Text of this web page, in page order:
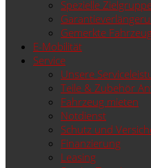
Spezielle
Gemerkte
E-Mobilität
Service
Unsere
Teile & Zubehör
Fahrzeug mieten
Notdienst
Schutz und
Finanzierung
Leasing